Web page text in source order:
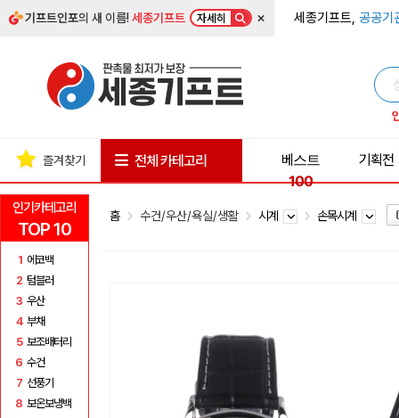
기프트인포의 새 이름!세종기프트 자세히 × 세종기프트, 공공기
인기카테고리
TOP 10
1 에코백
2 텀블러
3 우산
4 부채
5 보조배터리
6 수건
7 선풍기
8 보온보냉백
즐겨찾기 전체 카테고리
베스트
100
기획전
홈 수건/우산/욕실/생활 시계 손목시계